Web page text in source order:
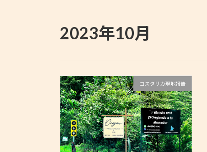
2023年10月
コスタリカ現地報告